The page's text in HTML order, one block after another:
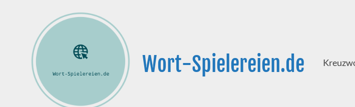
Wort-Spielereien.de